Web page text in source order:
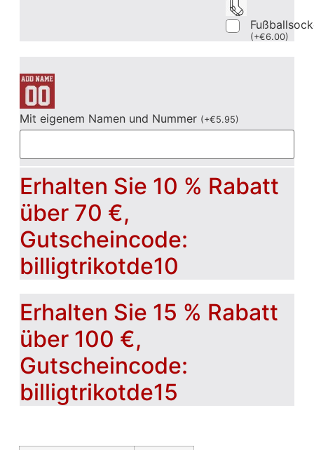
(+€6.00)
Mit eigenem Namen und Nummer (+€5.95)
Erhalten Sie 10 % Rabatt
über 70 €,
Gutscheincode:
billigtrikotde10
Erhalten Sie 15 % Rabatt
über 100 €,
Gutscheincode:
billigtrikotde15